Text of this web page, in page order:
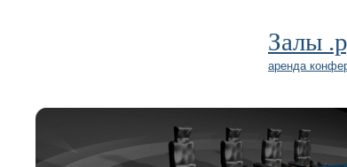
Залы
аренда